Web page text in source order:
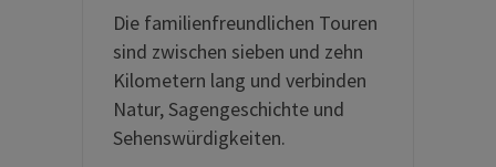
Die familienfreundlichen Touren
sind zwischen sieben und zehn
Kilometern lang und verbinden
Natur, Sagengeschichte und
Sehenswürdigkeiten.